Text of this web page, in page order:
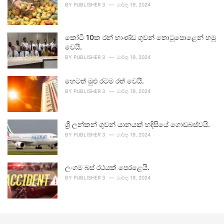
BY PUBLISHER 3 මාර්තු 19, 2024
කෝටි 10ක රන් භාණ්ඩ ගුවන් තොටුපොළෙන් හමු
වෙයි.
BY PUBLISHER 3 මාර්තු 19, 2024
හෙටත් මුළු රටම රත් වෙයි.
BY PUBLISHER 3 මාර්තු 19, 2024
ශ්‍රී ලන්කන් ගුවන් යානයක් හදිසියේ ගොඩබස්වයි.
BY PUBLISHER 3 මාර්තු 19, 2024
ලංගම බස් රථයක් පෙරළෙයි.
BY PUBLISHER 3 මාර්තු 19, 2024